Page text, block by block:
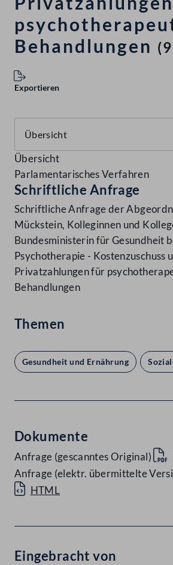
Behandlungen
Exportieren
Übersicht
Parlamentarisches Verfahren
Schriftliche Anfrage
Schriftliche Anfrage der
Mückstein, Kolleginnen und
Bundesministerin für Gesundheit
Psychotherapie - Kostenzuschuss
Privatzahlungen für
Behandlungen
Themen
Gesundheit und Ernährung
Dokumente
Anfrage (gescanntes Original)
Anfrage (elektr. übermittelte
HTML
Eingebracht von